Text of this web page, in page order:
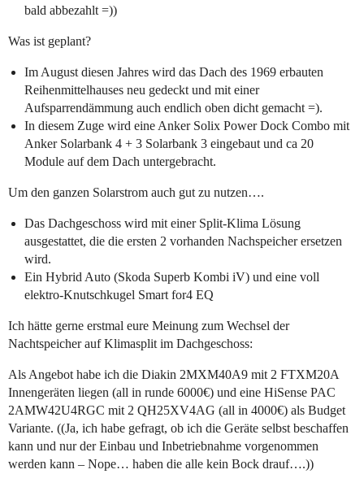
bald abbezahlt =))
Was ist geplant?
Im August diesen Jahres wird das Dach des 1969 erbauten
Reihenmittelhauses neu gedeckt und mit einer
Aufsparrendämmung auch endlich oben dicht gemacht =).
In diesem Zuge wird eine Anker Solix Power Dock Combo mit
Anker Solarbank 4 + 3 Solarbank 3 eingebaut und ca 20
Module auf dem Dach untergebracht.
Um den ganzen Solarstrom auch gut zu nutzen….
Das Dachgeschoss wird mit einer Split-Klima Lösung
ausgestattet, die die ersten 2 vorhanden Nachspeicher ersetzen
wird.
Ein Hybrid Auto (Skoda Superb Kombi iV) und eine voll
elektro-Knutschkugel Smart for4 EQ
Ich hätte gerne erstmal eure Meinung zum Wechsel der
Nachtspeicher auf Klimasplit im Dachgeschoss:
Als Angebot habe ich die Diakin 2MXM40A9 mit 2 FTXM20A
Innengeräten liegen (all in runde 6000€) und eine HiSense PAC
2AMW42U4RGC mit 2 QH25XV4AG (all in 4000€) als Budget
Variante. ((Ja, ich habe gefragt, ob ich die Geräte selbst beschaffen
kann und nur der Einbau und Inbetriebnahme vorgenommen
werden kann – Nope… haben die alle kein Bock drauf….))